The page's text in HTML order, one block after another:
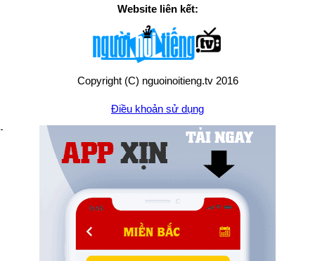
Website liên kết:
Copyright (C) nguoinoitieng.tv 2016
Điều khoản sử dụng
Liên hệ: mail.nguoinoitieng.tv@gmail.com